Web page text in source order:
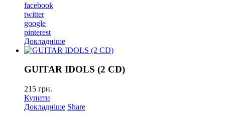
facebook
twitter
google
pinterest
Докладніше
GUITAR IDOLS (2 CD)
215 грн.
Купити
Докладніше Share